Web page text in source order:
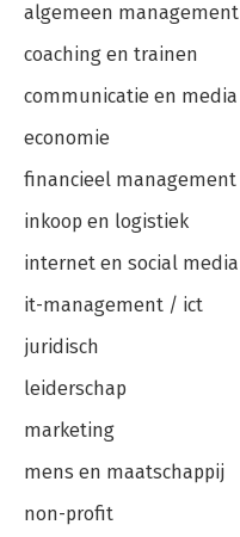
algemeen management
coaching en trainen
communicatie en media
economie
financieel management
inkoop en logistiek
internet en social media
it-management / ict
juridisch
leiderschap
marketing
mens en maatschappij
non-profit